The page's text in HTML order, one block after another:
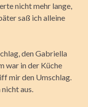
nicht mehr lange,
saß ich alleine
den Gabriella
war in der Küche
mir den Umschlag.
aus.